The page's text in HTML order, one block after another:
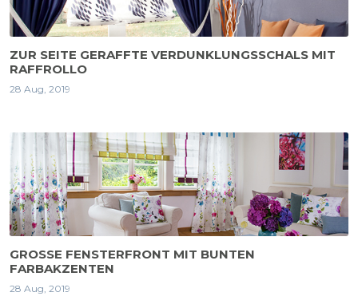
ZUR SEITE GERAFFTE VERDUNKLUNGSSCHALS MIT
RAFFROLLO
28 Aug, 2019
GROSSE FENSTERFRONT MIT BUNTEN F
ARBAKZENTEN
28 Aug, 2019